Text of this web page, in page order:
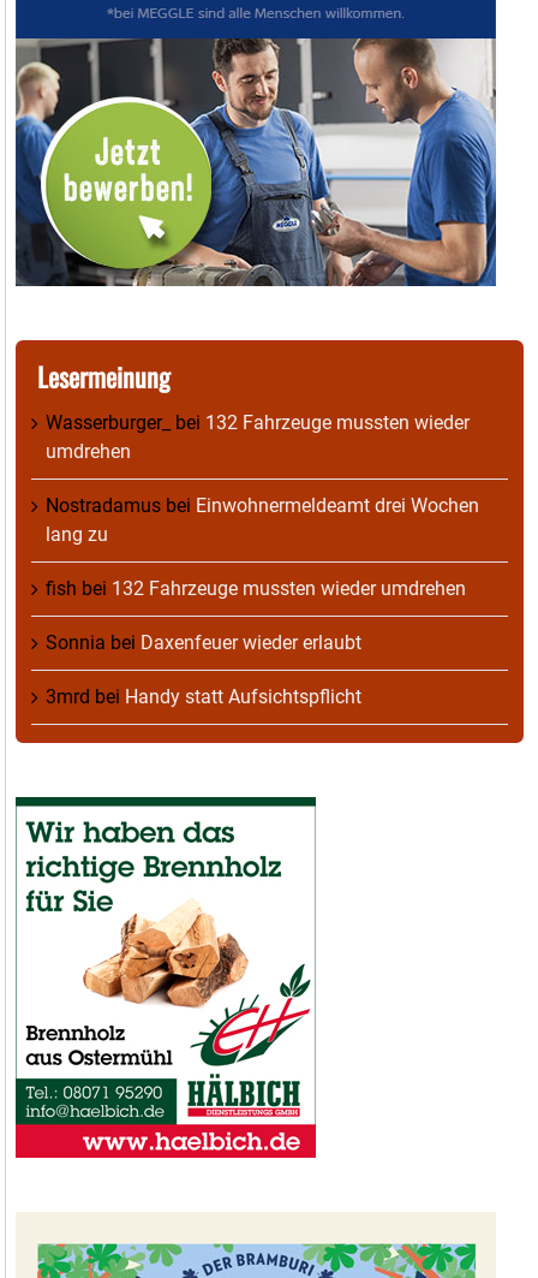
Lesermeinung
Wasserburger_ bei 132 Fahrzeuge mussten wieder
umdrehen
Nostradamus bei Einwohnermeldeamt drei Wochen
lang zu
fish bei 132 Fahrzeuge mussten wieder umdrehen
Sonnia bei Daxenfeuer wieder erlaubt
3mrd bei Handy statt Aufsichtspflicht